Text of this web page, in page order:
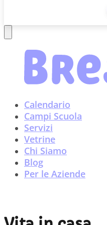
Calendario
Campi Scuola
Servizi
Vetrine
Chi Siamo
Blog
Per le Aziende